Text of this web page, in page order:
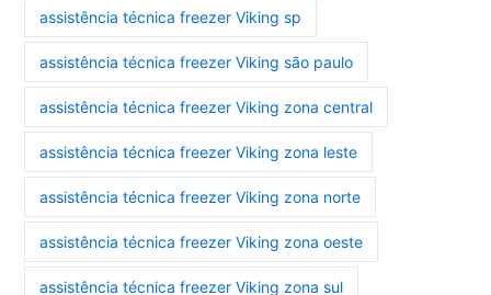
assistência técnica freezer Viking sp
assistência técnica freezer Viking são paulo
assistência técnica freezer Viking zona central
assistência técnica freezer Viking zona leste
assistência técnica freezer Viking zona norte
assistência técnica freezer Viking zona oeste
assistência técnica freezer Viking zona sul